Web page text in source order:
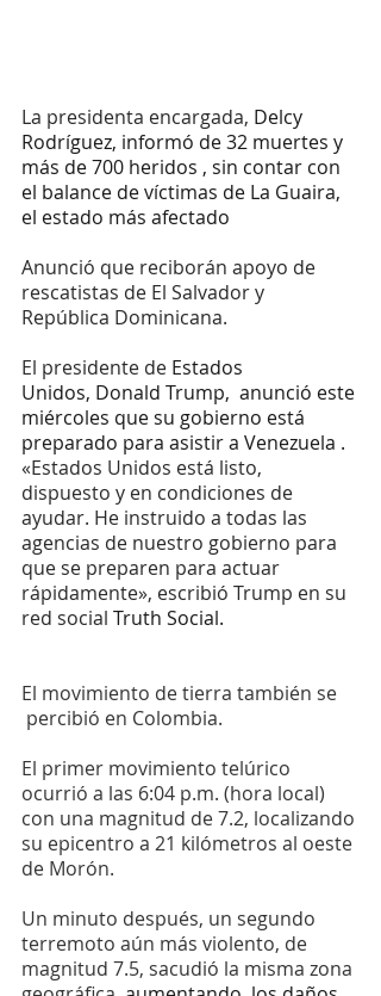
La presidenta encargada, Delcy
Rodríguez, informó de 32 muertes y
más de 700 heridos , sin contar con
el balance de víctimas de La Guaira,
el estado más afectado
Anunció que reciborán apoyo de
rescatistas de El Salvador y
República Dominicana.
El presidente de Estados
Unidos, Donald Trump,  anunció este
miércoles que su gobierno está
preparado para asistir a Venezuela .
«Estados Unidos está listo,
dispuesto y en condiciones de
ayudar. He instruido a todas las
agencias de nuestro gobierno para
que se preparen para actuar
rápidamente», escribió Trump en su
red social Truth Social.
El movimiento de tierra también se
percibió en Colombia.
El primer movimiento telúrico
ocurrió a las 6:04 p.m. (hora local)
con una magnitud de 7.2, localizando
su epicentro a 21 kilómetros al oeste
de Morón.
Un minuto después, un segundo
terremoto aún más violento, de
magnitud 7.5, sacudió la misma zona